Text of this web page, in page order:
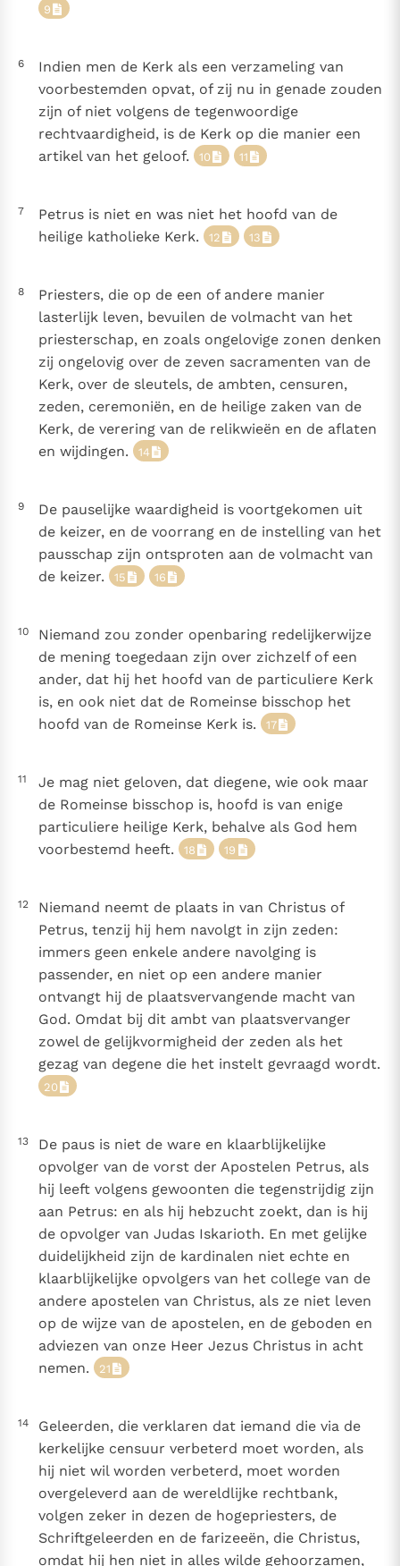
9
6
Indien men de Kerk als een verzameling van
voorbestemden opvat, of zij nu in genade zouden
zijn of niet volgens de tegenwoordige
rechtvaardigheid, is de Kerk op die manier een
artikel van het geloof.
10 11
7
Petrus is niet en was niet het hoofd van de
heilige katholieke Kerk.
12 13
8
Priesters, die op de een of andere manier
lasterlijk leven, bevuilen de volmacht van het
priesterschap, en zoals ongelovige zonen denken
zij ongelovig over de zeven sacramenten van de
Kerk, over de sleutels, de ambten, censuren,
zeden, ceremoniën, en de heilige zaken van de
Kerk, de verering van de relikwieën en de aflaten
en wijdingen.
14
9
De pauselijke waardigheid is voortgekomen uit
de keizer, en de voorrang en de instelling van het
pausschap zijn ontsproten aan de volmacht van
de keizer.
15 16
10
Niemand zou zonder openbaring redelijkerwijze
de mening toegedaan zijn over zichzelf of een
ander, dat hij het hoofd van de particuliere Kerk
is, en ook niet dat de Romeinse bisschop het
hoofd van de Romeinse Kerk is. 17
11
Je mag niet geloven, dat diegene, wie ook maar
de Romeinse bisschop is, hoofd is van enige
particuliere heilige Kerk, behalve als God hem
voorbestemd heeft. 18 19
12
Niemand neemt de plaats in van Christus of
Petrus, tenzij hij hem navolgt in zijn zeden:
immers geen enkele andere navolging is
passender, en niet op een andere manier
ontvangt hij de plaatsvervangende macht van
God. Omdat bij dit ambt van plaatsvervanger
zowel de gelijkvormigheid der zeden als het
gezag van degene die het instelt gevraagd wordt.
20
13
De paus is niet de ware en klaarblijkelijke
opvolger van de vorst der Apostelen Petrus, als
hij leeft volgens gewoonten die tegenstrijdig zijn
aan Petrus: en als hij hebzucht zoekt, dan is hij
de opvolger van Judas Iskarioth. En met gelijke
duidelijkheid zijn de kardinalen niet echte en
klaarblijkelijke opvolgers van het college van de
andere apostelen van Christus, als ze niet leven
op de wijze van de apostelen, en de geboden en
adviezen van onze Heer Jezus Christus in acht
nemen. 21
14
Geleerden, die verklaren dat iemand die via de
kerkelijke censuur verbeterd moet worden, als
hij niet wil worden verbeterd, moet worden
overgeleverd aan de wereldlijke rechtbank,
volgen zeker in dezen de hogepriesters, de
Schriftgeleerden en de farizeeën, die Christus,
omdat hij hen niet in alles wilde gehoorzamen,